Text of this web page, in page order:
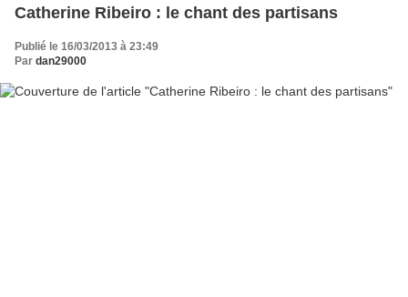
Catherine Ribeiro : le chant des partisans
Publié le 16/03/2013 à 23:49
Par dan29000